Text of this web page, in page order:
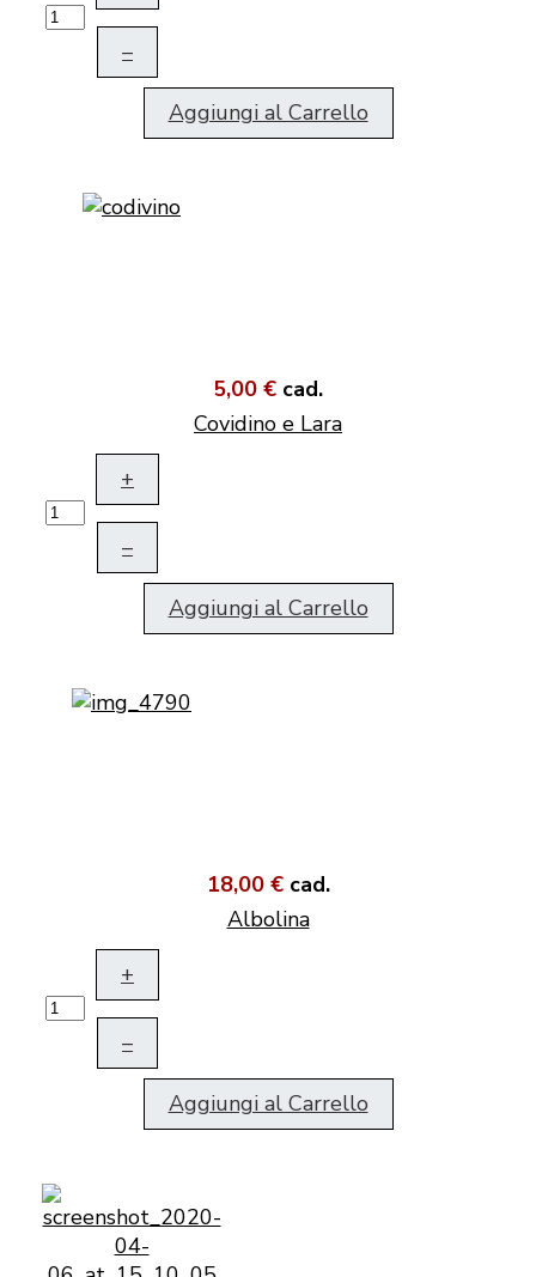
–
Aggiungi al Carrello
5,00 € cad.
Covidino e Lara
+
–
Aggiungi al Carrello
18,00 € cad.
Albolina
+
–
Aggiungi al Carrello